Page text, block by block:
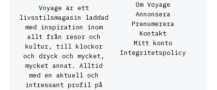
Voyage är ett
livsstilsmagasin laddad
med inspiration inom
allt från resor och
kultur, till klockor
och dryck och mycket,
mycket annat. Alltid
med en aktuell och
intressant profil på
Om Voyage
Annonsera
Prenumerera
Kontakt
Mitt konto
Integritetspolicy